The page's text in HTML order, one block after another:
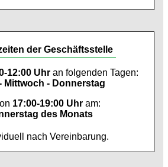
der Geschäftsstelle
12:00 Uhran folgenden Tagen:
Mittwoch - Donnerstag
17:00-19:00 Uhr am:
des Monats
nach Vereinbarung.